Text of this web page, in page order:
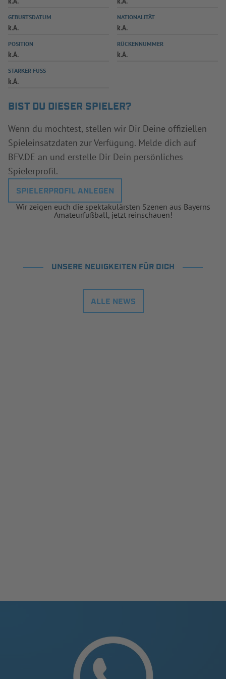
SPIELPLUS
GEBURTSDATUM
k.A.
NATIONALITÄT
k.A.
POSITION
k.A.
RÜCKENNUMMER
k.A.
STARKER FUSS
k.A.
BIST DU DIESER SPIELER?
Wenn du möchtest, stellen wir Dir Deine offiziellen
Spieleinsatzdaten zur Verfügung. Melde dich auf
BFV.DE an und erstelle Dir Dein persönliches
Spielerprofil.
SPIELERPROFIL ANLEGEN
Wir zeigen euch die spektakulärsten Szenen aus Bayerns
Amateurfußball, jetzt reinschauen!
UNSERE NEUIGKEITEN FÜR DICH
ALLE NEWS